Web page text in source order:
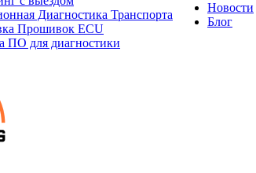
Диагностика Транспорта
Прошивок ECU
ПО для диагностики
Новости
Блог